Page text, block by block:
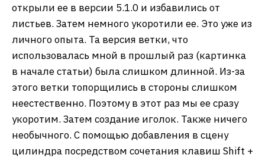
открыли ее в версии 5.1.0 и избавились от
листьев. Затем немного укоротили ее. Это уже из
личного опыта. Та версия ветки, что
использовалась мной в прошлый раз (картинка
в начале статьи) была слишком длинной. Из-за
этого ветки топорщились в стороны слишком
неестественно. Поэтому в этот раз мы ее сразу
укоротим. Затем создание иголок. Также ничего
необычного. С помощью добавления в сцену
цилиндра посредством сочетания клавиш Shift +